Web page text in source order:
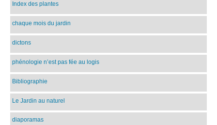
Index des plantes
chaque mois du jardin
dictons
phénologie n’est pas fée au logis
Bibliographie
Le Jardin au naturel
diaporamas